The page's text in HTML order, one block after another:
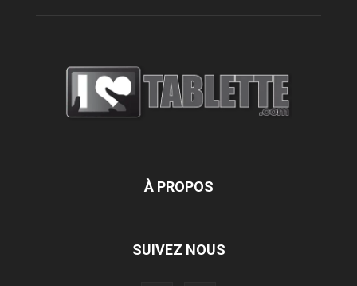
À PROPOS
SUIVEZ NOUS